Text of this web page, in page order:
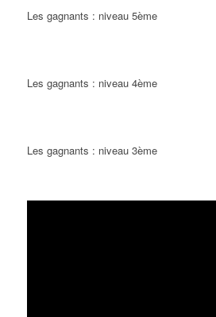
Les gagnants : niveau 5ème
Les gagnants : niveau 4ème
Les gagnants : niveau 3ème